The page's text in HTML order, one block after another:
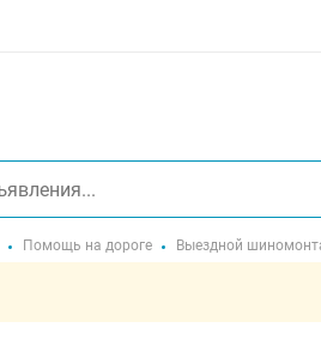
Помощь на дороге Выездной